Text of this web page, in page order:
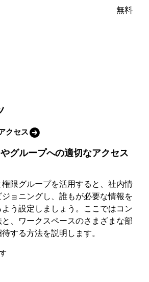
無料
クセス
グループへの適切なアクセス
限グループを活用すると、社内情
ョニングし、誰もが必要な情報を
う設定しましょう。ここではコン
、ワークスペースのさまざまな部
する方法を説明します。